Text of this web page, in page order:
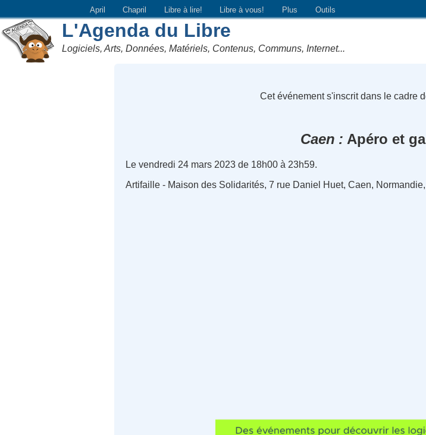
April Chapril Libre à lire! Libre à vous! Plus Outils
L'Agenda du Libre
Logiciels, Arts, Données, Matériels, Contenus, Communs, Internet...
Cet événement s'inscrit dans le cadre
Caen Apéro et
Le vendredi 24 mars 2023 de 18h00 à 23h59.
Artifaille - Maison des Solidarités, 7 rue Daniel Huet, Caen,